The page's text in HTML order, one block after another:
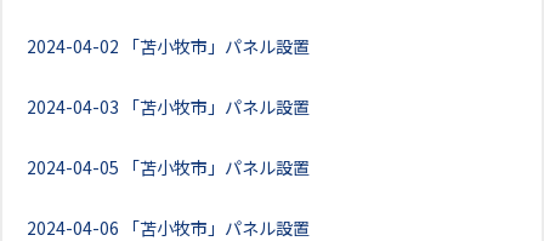
2024-04-02 「苫小牧市」パネル設置
2024-04-03 「苫小牧市」パネル設置
2024-04-05 「苫小牧市」パネル設置
2024-04-06 「苫小牧市」パネル設置